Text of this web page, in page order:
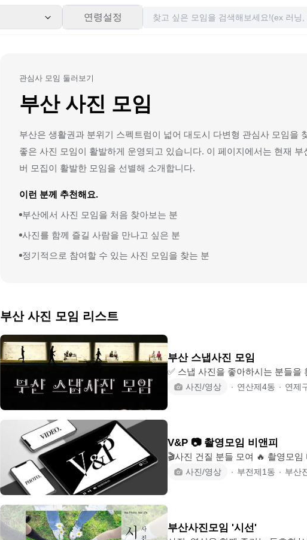
연령설정
관심사 모임 둘러보기
부산 사진 모임
부산은 생활권과 분위기 스펙트럼이 넓어 대도시 다변형 관심사 모임을
좋은 사진 모임이 활발하게 운영되고 있습니다. 이 페이지에서는 현재
버 모집이 활발한 모임을 선별해 소개합니다.
이런 분께 추천해요.
부산에서 사진 모임을 처음 찾아보는 분
사진를 함께 즐길 사람을 만나고 싶은 분
정기적으로 참여할 수 있는 사진 모임을 찾는 분
부산 사진 모임 리스트
부산 스냅사진 모임
✅️ 스냅 사진을 좋아하시는 분들을
사진을 함께 찍는 <부스모>는, 오
대방이 듣고, 보기에 불쾌하면 🖐안
주세요! 장거리 출사나 차량 배정
사진/영상 ∙ 연산제4동 ∙ 연제
V&P 📷 촬영모임 비앤피
🎬사진 건질 분들 모여 🔥 촬영모임 비앤피🎬 ‼️사진찍고싶은 모
사진 영상 포토 모델 "Video & Photo" "각자의 시선 비앤피" ❗️초보부터 전문가까지
두 다 환영입니다 ❗ -풍경사진 / 인
도 이쁘
사진/영상 ∙ 부전제1동 ∙ 부산
부산사진모임 '시선'